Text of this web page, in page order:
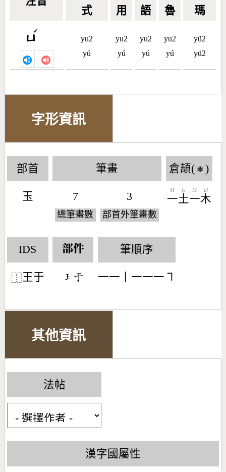
式 用 語 魯 瑪
ㄩ
ˊ
yu2
yú
yu2
yú
yu2
yú
yu2
yú
yü2
yü2
字形資訊
部首
玉
筆畫
7
總筆畫數
3
部首外筆畫數
倉頡( ✱ )
一
M
土
G
一
M
木
D
IDS
⿰王于
部件
󶂭󶁟
筆順序
一一丨一一一㇕
其他資訊
法帖
漢字國屬性